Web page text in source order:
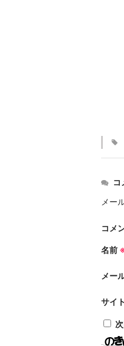
コ
メー
コメ
名前
メー
サイト